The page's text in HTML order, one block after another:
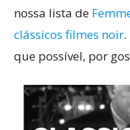
nossa lista de
clássicos filmes noir
que possível, por